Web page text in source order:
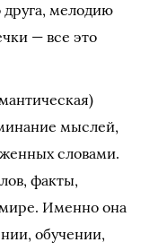
мелодию
— все это
мыслей,
словами.
факты,
Именно она
обучении,